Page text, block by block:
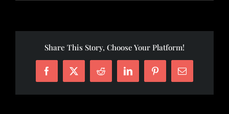
Share This Story, Choose Your Platform!
Facebook
X Reddit LinkedInPinterest
E-
mail